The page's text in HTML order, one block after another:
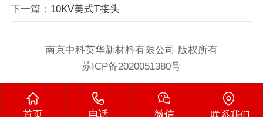
下一篇： 10KV美式T接头
南京中科英华新材料有限公司 版权所有
苏ICP备2020051380号
首页 电话 微信